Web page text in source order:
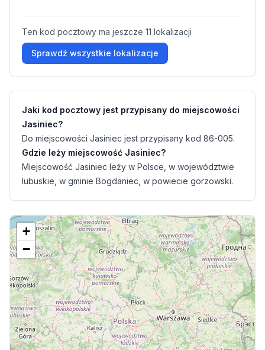
Ten kod pocztowy ma jeszcze 11 lokalizacji
Sprawdź wszystkie lokalizacje
Jaki kod pocztowy jest przypisany do miejscowości
Jasiniec?
Do miejscowości Jasiniec jest przypisany kod 86-005.
Gdzie leży miejscowość Jasiniec?
Miejscowość Jasiniec leży w Polsce, w województwie
lubuskie, w gminie Bogdaniec, w powiecie gorzowski.
+
−